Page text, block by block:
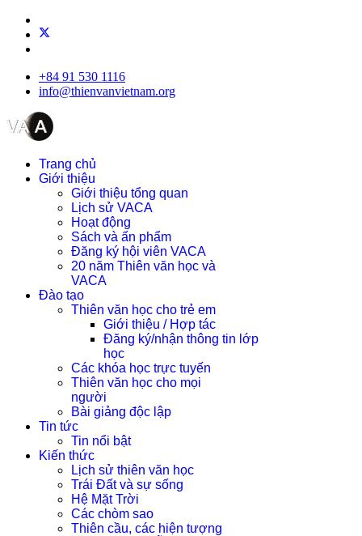
+84 91 530 1116
info@thienvanvietnam.org
Trang chủ
Giới thiệu
Giới thiệu tổng quan
Lịch sử VACA
Hoạt động
Sách và ấn phẩm
Đăng ký hội viên VACA
20 năm Thiên văn học và
VACA
Đào tạo
Thiên văn học cho trẻ em
Giới thiệu / Hợp tác
Đăng ký/nhận thông tin lớp
học
Các khóa học trực tuyến
Thiên văn học cho mọi
người
Bài giảng độc lập
Tin tức
Tin nổi bật
Kiến thức
Lịch sử thiên văn học
Trái Đất và sự sống
Hệ Mặt Trời
Các chòm sao
Thiên cầu, các hiện tượng